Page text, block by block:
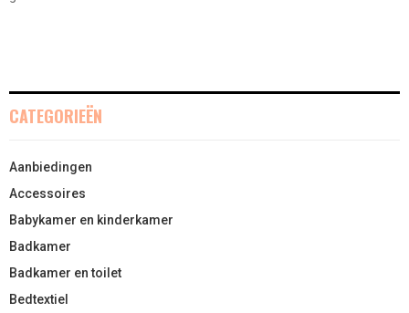
CATEGORIEËN
Aanbiedingen
Accessoires
Babykamer en kinderkamer
Badkamer
Badkamer en toilet
Bedtextiel